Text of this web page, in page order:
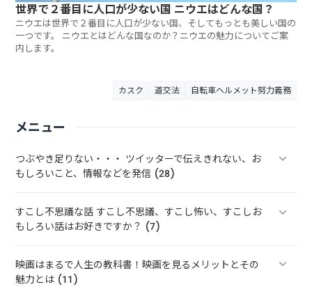
世界で２番目に人口が少ない国 ニウエはどんな国？
ニウエは世界で２番目に人口が少ない国、そしてもっとも美しい国の
一つです。 ニウエとはどんな国なのか？ニウエの魅力についてご案
内します。
カスク 道交法 自転車ヘルメット努力義務
メニュー
つぶやき足りない・・・ ツイッターで伝えきれない、お
もしろいこと、情報などを発信 (28)
すこし不思議な話 すこし不思議、すこし怖い、すこしお
もしろい話はお好きですか？ (7)
映画はまるで人生の教科書！映画を見るメリットとその
魅力とは (11)